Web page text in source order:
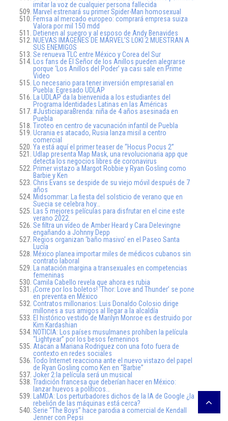
imitar la voz de cualquier persona fallecida
Marvel estrenará su primer Spider-Man homosexual
Femsa al mercado europeo: comprará empresa suiza
Valora por mil 150 mdd
Detienen al suegro y al esposo de Andy Benavides
NUEVAS IMÁGENES DE MARVEL’S LOKI 2 MUESTRAN A
SUS ENEMIGOS
Se renueva TLC entre México y Corea del Sur
Los fans de El Señor de los Anillos pueden alegrarse
porque ‘Los Anillos del Poder’ ya casi sale en Prime
Video
Lo necesario para tener inversión empresarial en
Puebla: Egresado UDLAP
La UDLAP da la bienvenida a los estudiantes del
Programa Identidades Latinas en las Américas
#JusticiaparaBrenda: niña de 4 años asesinada en
Puebla
Tiroteo en centro de vacunación infantil de Puebla
Ucrania es atacado, Rusia lanza misil a centro
comercial
Ya está aquí el primer teaser de “Hocus Pocus 2”
Udlap presenta Map Mask, una revolucionaria app que
detecta los negocios libres de coronavirus
Primer vistazo a Margot Robbie y Ryan Gosling como
Barbie y Ken
Chris Evans se despide de su viejo móvil después de 7
años
Midsommar: La fiesta del solsticio de verano que en
Suecia se celebra hoy…
Las 5 mejores películas para disfrutar en el cine este
verano 2022.
Se filtra un vídeo de Amber Heard y Cara Delevingne
engañando a Johnny Depp
Regios organizan ‘baño masivo’ en el Paseo Santa
Lucía
México planea importar miles de médicos cubanos sin
contrato laboral
La natación margina a transexuales en competencias
femeninas
Camila Cabello revela que ahora es rubia
¡Corre por los boletos! ‘Thor: Love and Thunder’ se pone
en preventa en México
Contratos millonarios: Luis Donaldo Colosio dirige
millones a sus amigos al llegar a la alcaldía
El histórico vestido de Marilyn Monroe es destruido por
Kim Kardashian
NOTICIA: Los países musulmanes prohíben la película
“Lightyear” por los besos femeninos
Atacan a Mariana Rodriguez con una foto fuera de
contexto en redes sociales
Todo Internet reacciona ante el nuevo vistazo del papel
de Ryan Gosling como Ken en “Barbie”
Joker 2:la película será un musical
Tradición francesa que deberían hacer en México:
lanzar huevos a políticos…
LaMDA: Los perturbadores dichos de la IA de Google ¿la
rebelión de las máquinas está cerca?
Serie “The Boys” hace parodia a comercial de Kendall
Jenner con Pepsi